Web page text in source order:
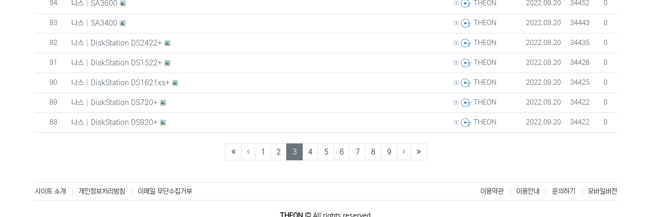
번호
94 나스 SA3600 등록자THEON 등록일
2022.09.20 조회
34452 추천
0
번호
93 나스 SA3400 등록자THEON 등록일
2022.09.20 조회
34443 추천
0
번호
92 나스 DiskStation DS2422+ 등록자THEON 등록일
2022.09.20 조회
34435 추천
0
번호
91 나스 DiskStation DS1522+ 등록자THEON 등록일
2022.09.20 조회
34428 추천
0
번호
90 나스 DiskStation DS1621xs+ 등록자THEON 등록일
2022.09.20 조회
34425 추천
0
번호
89 나스 DiskStation DS720+ 등록자THEON 등록일
2022.09.20 조회
34422 추천
0
번호
88 나스 DiskStation DS920+ 등록자THEON 등록일
2022.09.20 조회
34422 추천
0
(first) 1 2 3(current)
4 5 6 7 8 9 (last)
사이트 소개 개인정보처리방침 이메일 무단수집거부 이용약관 이용안내 문의하기 모바일버전